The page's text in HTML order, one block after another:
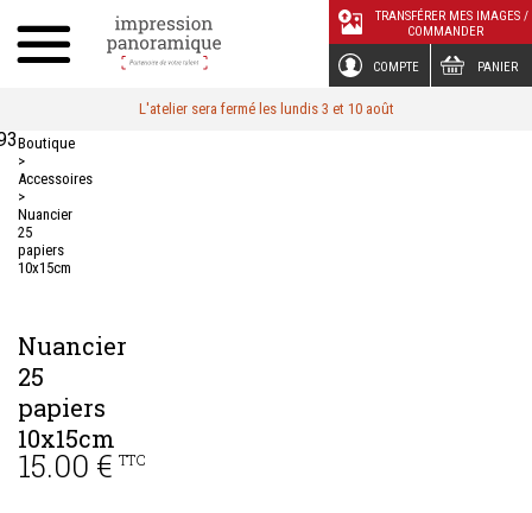
COMPTE PANIER
TRANSFÉRER MES IMAGES /
COMMANDER
L'atelier sera fermé les lundis 3 et 10 août
Boutique
>
Accessoires
>
Nuancier
25
papiers
10x15cm
Nuancier
25
papiers
10x15cm
15.00 € TTC